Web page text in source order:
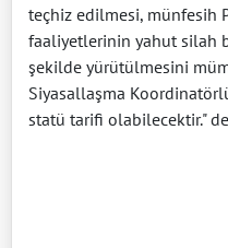
teçhiz edilmesi, münfesih
faaliyetlerinin yahut silah
şekilde yürütülmesini
Siyasallaşma
statü tarifi olabilecektir."